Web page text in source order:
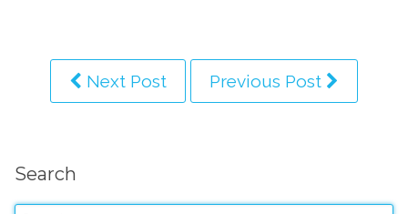
Next Post Previous Post
Search